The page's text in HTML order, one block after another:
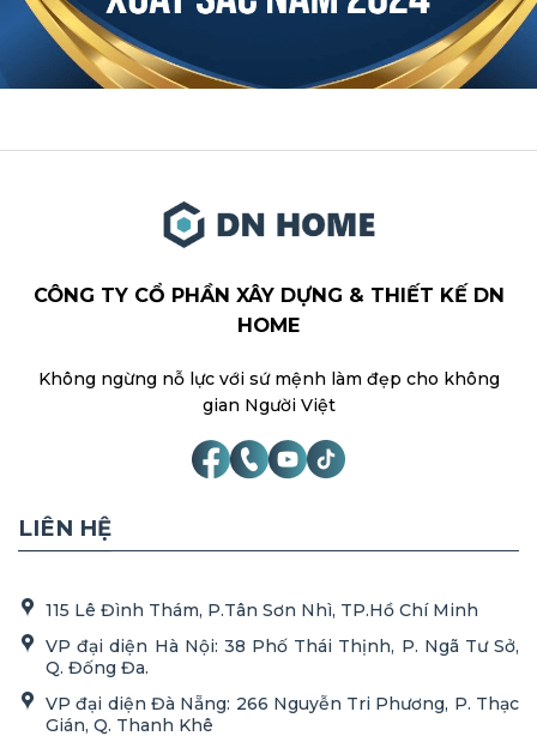
CÔNG TY CỔ PHẦN XÂY DỰNG & THIẾT KẾ DN
HOME
Không ngừng nỗ lực với sứ mệnh làm đẹp cho không
gian Người Việt
LIÊN HỆ
115 Lê Đình Thám, P.Tân Sơn Nhì, TP.Hồ Chí Minh
VP đại diện Hà Nội: 38 Phố Thái Thịnh, P. Ngã Tư Sở,
Q. Đống Đa.
VP đại diện Đà Nẵng: 266 Nguyễn Tri Phương, P. Thạc
Gián, Q. Thanh Khê